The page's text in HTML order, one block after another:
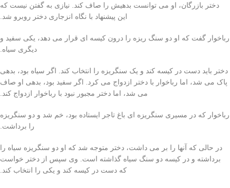
دختر بازرگان، او می توانست بدهیش را صاف کند. نیازی به گفتن نیست که
این پیشنهاد با نگاه انزجاری دختر روبرو شد.
رباخوار گفت که او دو سنگ ریزه را درون کیسه ای قرار می دهد، یکی سفید و
دیگری سیاه.
دختر باید دست در کیسه کند و یک سنگریزه را انتخاب کند. اگر سیاه بود، بدهی
پاک می شد، اما رباخوار با دختر ازدواج می کرد. اگر سفید بود، بدهی او صاف
می شد، اما دختر مجبور نبود با رباخوار ازدواج کند.
رباخوار که در مسیری سنگریزه ای باغ تاجر ایستاده بود، خم شد و دو سنگریزه
را برداشت.
در حالی که آنها را بر می داشت، دختر متوجه شد که او دو سنگریزه سیاه را
برداشته و در کیسه دو سنگ سیاه گذاشته است. وی سپس از دختر خواست
که دست در کیسه کند و یکی را انتخاب کند.